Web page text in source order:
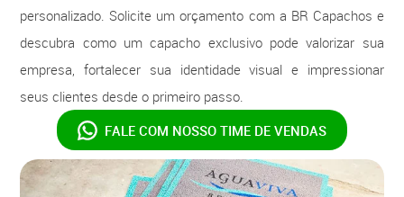
personalizado. Solicite um orçamento com a BR Capachos e
descubra como um capacho exclusivo pode valorizar sua
empresa, fortalecer sua identidade visual e impressionar
seus clientes desde o primeiro passo.
FALE COM NOSSO TIME DE VENDAS